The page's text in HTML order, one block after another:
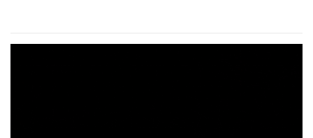
relató que los hechos ocurrieron cerca de las 11:30 horas en el